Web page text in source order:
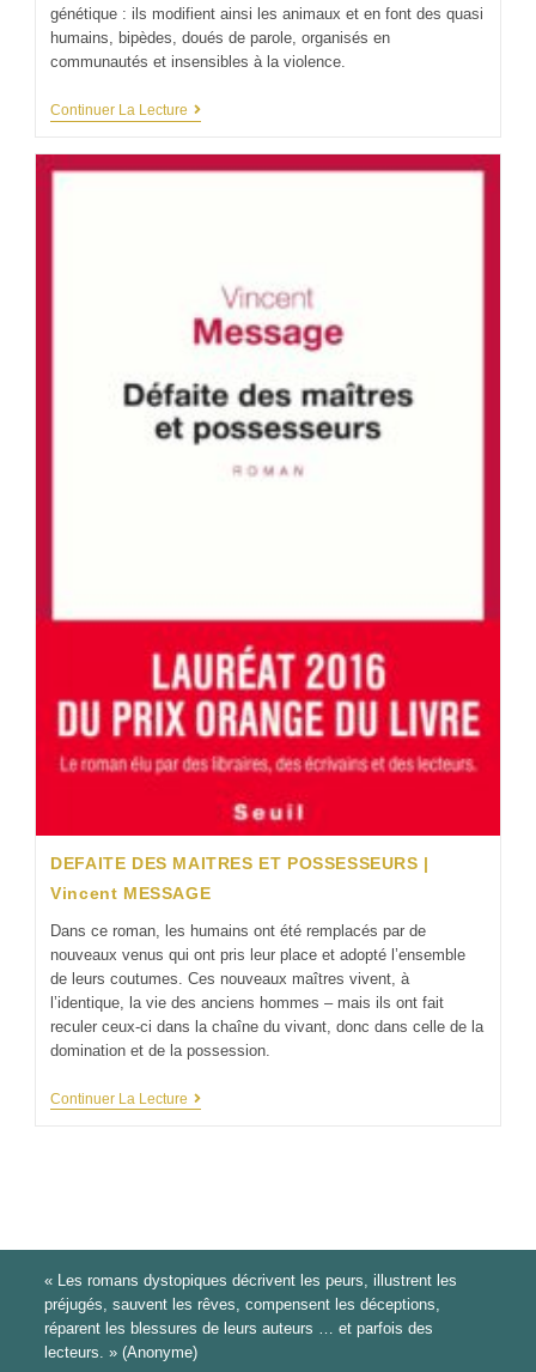
génétique : ils modifient ainsi les animaux et en font des quasi
humains, bipèdes, doués de parole, organisés en
communautés et insensibles à la violence.
Continuer La Lecture
DEFAITE DES MAITRES ET POSSESSEURS |
Vincent MESSAGE
Dans ce roman, les humains ont été remplacés par de
nouveaux venus qui ont pris leur place et adopté l’ensemble
de leurs coutumes. Ces nouveaux maîtres vivent, à
l’identique, la vie des anciens hommes – mais ils ont fait
reculer ceux-ci dans la chaîne du vivant, donc dans celle de la
domination et de la possession.
Continuer La Lecture
« Les romans dystopiques décrivent les peurs, illustrent les
préjugés, sauvent les rêves, compensent les déceptions,
réparent les blessures de leurs auteurs … et parfois des
lecteurs. » (Anonyme)